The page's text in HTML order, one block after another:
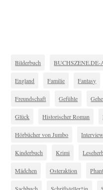
Bilderbuch BUCHSZENE.DE-
England Familie Fantasy
Freundschaft Gefühle
Glück Historischer Roman
Hörbücher von Jumbo Interview
Kinderbuch Krimi
Mädchen Osteraktion
Sachbuch Schriftsteller*in